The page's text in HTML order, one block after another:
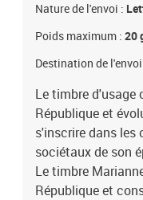
Nature de l'envoi :
Poids maximum : 20
Destination de
Le timbre d'usage
République et
s'inscrire dans
sociétaux de son
Le timbre
République et